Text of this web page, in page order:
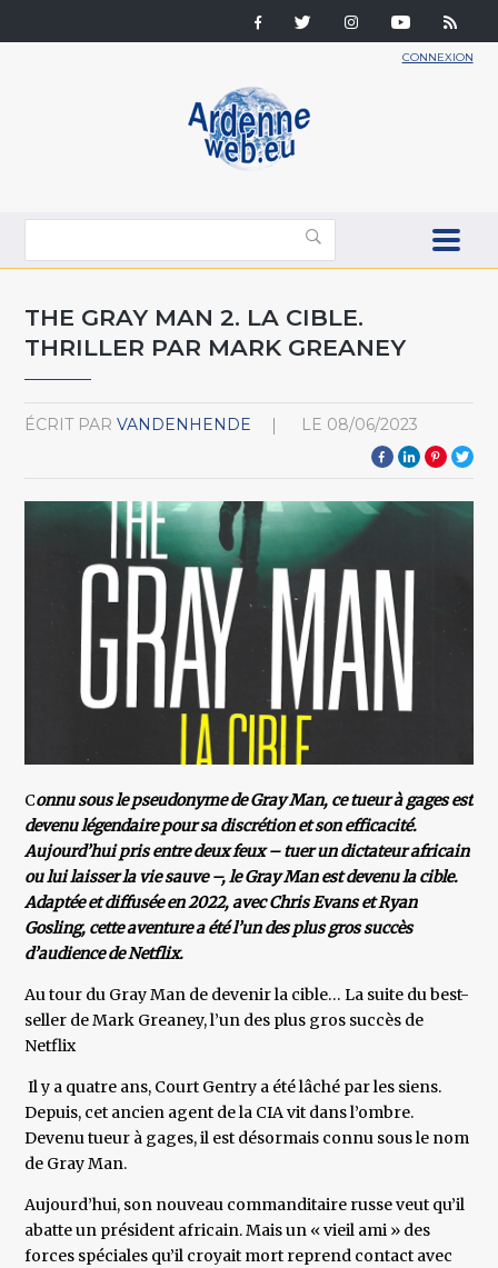
CONNEXION
THE GRAY MAN 2. LA CIBLE.
THRILLER PAR MARK GREANEY
ÉCRIT PAR VANDENHENDE LE 08/06/2023
Connu sous le pseudonyme de Gray Man, ce tueur à gages est
devenu légendaire pour sa discrétion et son efficacité.
Aujourd’hui pris entre deux feux – tuer un dictateur africain
ou lui laisser la vie sauve –, le Gray Man est devenu la cible.
Adaptée et diffusée en 2022, avec Chris Evans et Ryan
Gosling, cette aventure a été l’un des plus gros succès
d’audience de Netflix.
Au tour du Gray Man de devenir la cible… La suite du best-
seller de Mark Greaney, l’un des plus gros succès de
Netflix
Il y a quatre ans, Court Gentry a été lâché par les siens.
Depuis, cet ancien agent de la CIA vit dans l’ombre.
Devenu tueur à gages, il est désormais connu sous le nom
de Gray Man.
Aujourd’hui, son nouveau commanditaire russe veut qu’il
abatte un président africain. Mais un « vieil ami » des
forces spéciales qu’il croyait mort reprend contact avec